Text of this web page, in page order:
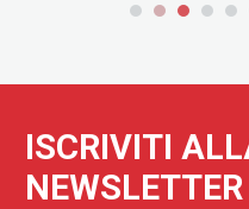
ISCRIVITI
NEWSLETTER